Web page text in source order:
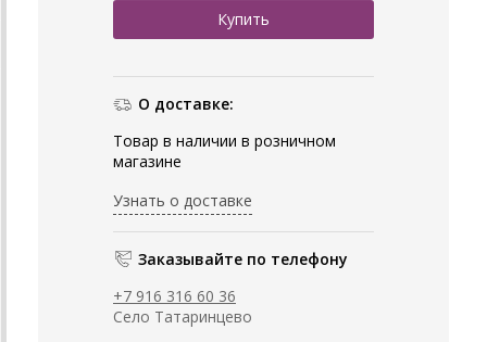
О доставке:
Товар в наличии в розничном
магазине
Узнать о доставке
Заказывайте по телефону
+7 916 316 60 36
Село Татаринцево